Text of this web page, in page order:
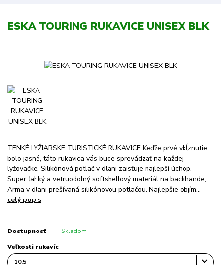
ESKA TOURING RUKAVICE UNISEX BLK
TENKÉ LYŽIARSKE TURISTICKÉ RUKAVICE Keďže prvé vkĺznutie
bolo jasné, táto rukavica vás bude sprevádzať na každej
lyžovačke. Silikónová potlač v dlani zaisťuje najlepší úchop.
Super ľahký a vetruodolný softshellový materiál na backhande,
Arma v dlani prešívaná silikónovou potlačou. Najlepšie objím...
celý popis
Dostupnosť Skladom
Veľkosti rukavíc